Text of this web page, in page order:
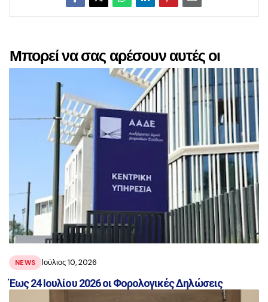
Μπορεί να σας αρέσουν αυτές οι
αναρτήσεις
NEWS Ιούλιος 10, 2026
Έως 24 Ιουλίου 2026 οι Φορολογικές Δηλώσεις